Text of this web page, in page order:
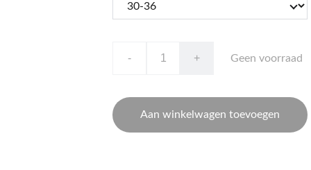
- + Geen voorraad
Aan winkelwagen toevoegen